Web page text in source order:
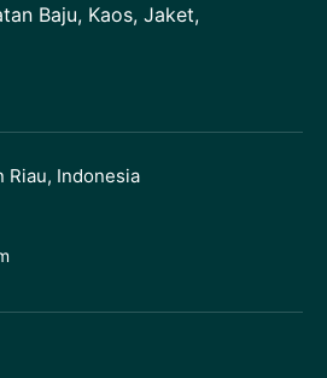
Baju, Kaos, Jaket,
Riau, Indonesia